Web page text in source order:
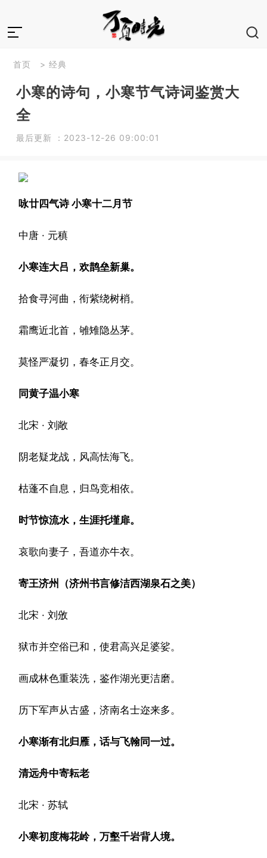
首页 > 经典
小寒的诗句，小寒节气诗词鉴赏大
全
最后更新 ：2023-12-26 09:00:01
咏廿四气诗 小寒十二月节
中唐 · 元稹
小寒连大吕，欢鹊垒新巢。
拾食寻河曲，衔紫绕树梢。
霜鹰近北首，雊雉隐丛茅。
莫怪严凝切，春冬正月交。
同黄子温小寒
北宋 · 刘敞
阴老疑龙战，风高怯海飞。
枯蓬不自息，归鸟竞相依。
时节惊流水，生涯托墐扉。
哀歌向妻子，吾道亦牛衣。
寄王济州（济州书言修洁西湖泉石之美）
北宋 · 刘攽
狱市并空俗已和，使君高兴足婆娑。
画成林色重装洗，鉴作湖光更洁磨。
历下军声从古盛，济南名士迩来多。
小寒渐有北归雁，话与飞翰同一过。
清远舟中寄耘老
北宋 · 苏轼
小寒初度梅花岭，万壑千岩背人境。